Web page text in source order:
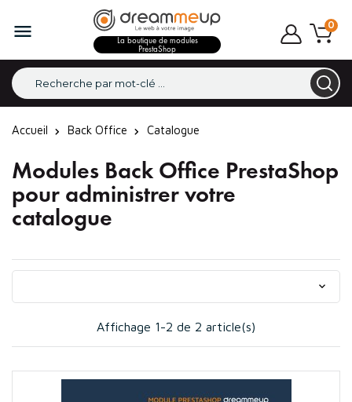
 0
La boutique de modules
PrestaShop
Accueil Back Office Catalogue
Modules Back Office PrestaShop
pour administrer votre
catalogue

Affichage 1-2 de 2 article(s)